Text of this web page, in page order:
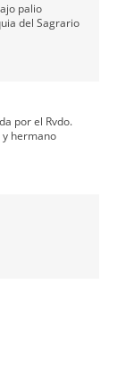
palio
del Sagrario
por el Rvdo.
y hermano